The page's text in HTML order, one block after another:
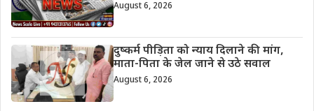
August 6, 2026
दुष्कर्म पीड़िता को न्याय दिलाने की मांग,
माता-पिता के जेल जाने से उठे सवाल
August 6, 2026